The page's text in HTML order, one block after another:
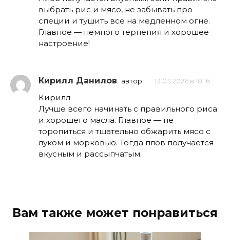
выбрать рис и мясо, не забывать про
специи и тушить все на медленном огне.
Главное — немного терпения и хорошее
настроение!
Кирилл Данилов автор 13.03.2026 в 18:16
Кирилл
Лучше всего начинать с правильного риса
и хорошего масла. Главное — не
торопиться и тщательно обжарить мясо с
луком и морковью. Тогда плов получается
вкусным и рассыпчатым.
Вам также может понравиться